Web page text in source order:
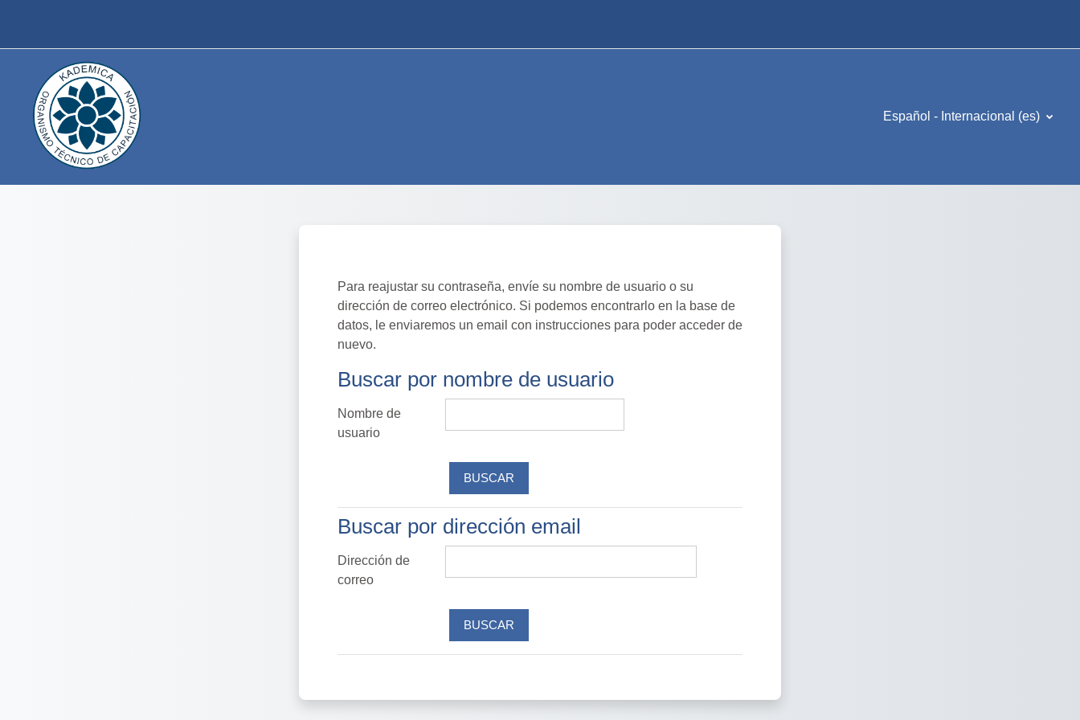
Español - Internacional ‎(es)‎
Para reajustar su contraseña, envíe su nombre de usuario o su
dirección de correo electrónico. Si podemos encontrarlo en la base de
datos, le enviaremos un email con instrucciones para poder acceder de
nuevo.
Buscar por nombre de usuario
Buscar por nombre de usuario
Nombre de
usuario
Buscar por dirección email
Buscar por dirección email
Dirección de
correo